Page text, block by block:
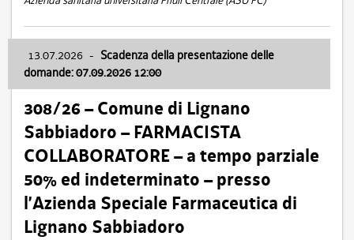
13.07.2026 - Scadenza della presentazione delle
domande: 07.09.2026 12:00
308/26 – Comune di Lignano
Sabbiadoro – FARMACISTA
COLLABORATORE – a tempo parziale
50% ed indeterminato – presso
l’Azienda Speciale Farmaceutica di
Lignano Sabbiadoro